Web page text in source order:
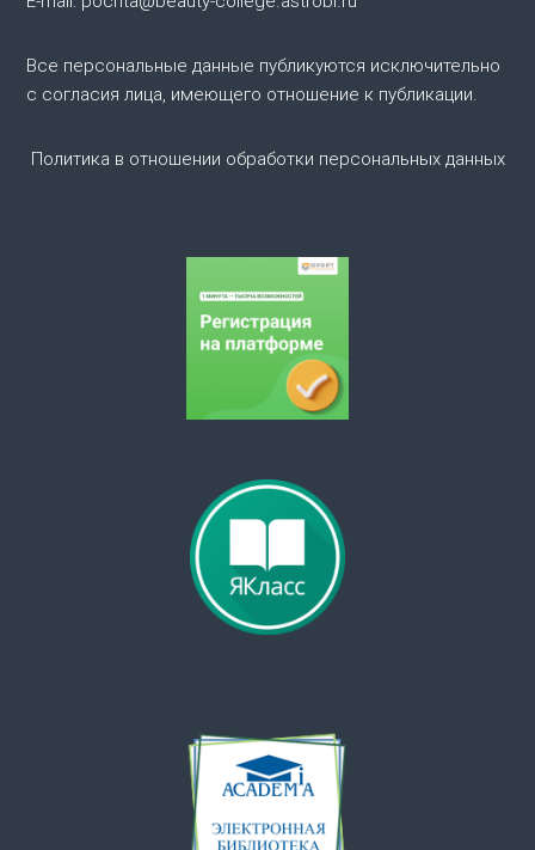
я
п
з
Все персональные данные публикуются исключительно
с согласия лица, имеющего отношение к публикации.
Политика в отношении обработки персональных данных